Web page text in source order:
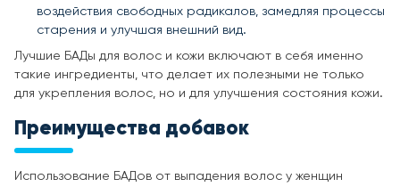
воздействия свободных радикалов, замедляя процессы
старения и улучшая внешний вид.
Лучшие БАДы для волос и кожи включают в себя именно
такие ингредиенты, что делает их полезными не только
для укрепления волос, но и для улучшения состояния кожи.
Преимущества добавок
Использование БАДов от выпадения волос у женщин